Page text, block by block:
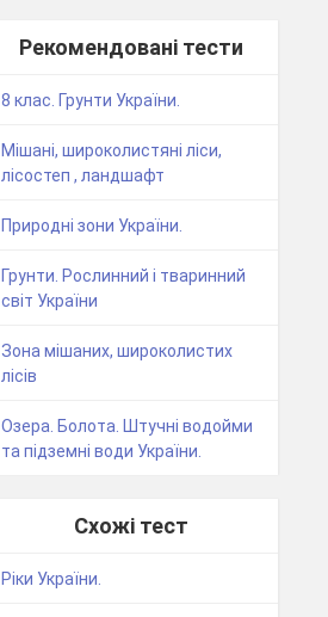
Рекомендовані тести
8 клас. Грунти України.
Мішані, широколистяні ліси,
лісостеп , ландшафт
Природні зони України.
Грунти. Рослинний і тваринний
світ України
Зона мішаних, широколистих
лісів
Озера. Болота. Штучні водойми
та підземні води України.
Схожі тест
Ріки України.